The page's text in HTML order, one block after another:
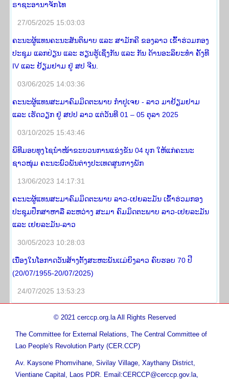
ຣາຊະອານາຈັກໄທ
27/05/2025 15:03:03
ຄະນະຜູ້ແທນຄະນະສັນຕິພາບ ແລະ ສາມັກຄີ ຂອງລາວ ເຂົ້າຮ່ວມກອງ
ປະຊຸມ ແລກປ່ຽນ ແລະ ຮຽນຮູ້ເຊິ່ງກັນ ແລະ ກັນ ດ້ານອະລິຍະທໍາ ຄັ້ງທີ
IV ແລະ ຢ້ຽມຢາມ ຢູ່ ສປ ຈີນ.
03/06/2025 14:03:36
ຄະນະຜູ້ແທນສະມາຄົມມິດຕະພາບ ກໍາປູເຈຍ - ລາວ ມາຢ້ຽມຢາມ
ແລະ ເຮັດວຽກ ຢູ່ ສປປ ລາວ ແຕ່ວັນທີ 01 – 05 ຕຸລາ 2025
03/10/2025 15:43:46
ພິທີມອບທຸງໄຊນຳໜ້າຂະບວນການແຂ່ງຂັນ 04 ບຸກ ໃຫ້ແກ່ຄະນະ
ຊາວໜຸ່ມ ຄະນະພົວພັນຕ່າງປະເທດສູນກາງພັກ
13/06/2023 14:17:31
ຄະນະຜູ້ແທນສະມາຄົມມິດຕະພາບ ລາວ-ເຢຍລະມັນ ເຂົ້າຮ່ວມກອງ
ປະຊຸມປຶກສາຫາລື ລະຫວ່າງ ສະມາ ຄົມມິດຕະພາບ ລາວ-ເຢຍລະມັນ
ແລະ ເຢຍລະມັນ-ລາວ
30/05/2023 10:28:03
ເນື່ອງໃນໂອກາດວັນສ້າງຕັ້ງສະຫະພັນເເມ່ຍິງລາວ ຄົບຮອບ 70 ປີ
(20/07/1955-20/07/2025)
24/07/2025 13:53:23
© 2021 cerccp.org.la All Rights Reserved
The Committee for External Relations, The Central Committee of
Lao People's Revolution Party (CER.CCP)
Av. Kaysone Phomvihane, Sivilay Village, Xaythany District,
Vientiane Capital, Laos PDR. Email:CERCCP@cerccp.gov.la,